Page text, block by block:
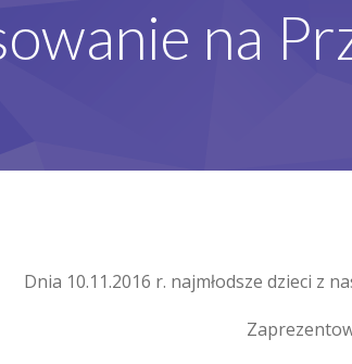
na
Dnia 10.11.2016 r. najmłodsze dzieci z